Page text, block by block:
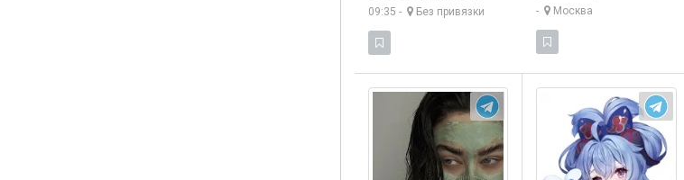
09:35 -
Без привязки
-
Москва